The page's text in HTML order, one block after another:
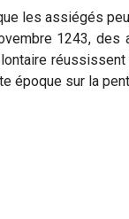
les assiégés
1243,
époque sur la